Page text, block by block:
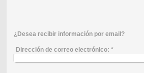
¿Desea recibir información por email?
Dirección de correo electrónico: *